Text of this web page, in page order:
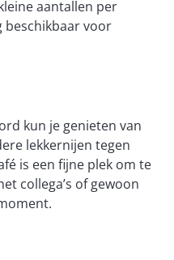
aantallen per
beschikbaar voor
kun je genieten van
lekkernijen tegen
is een fijne plek om te
collega’s of gewoon